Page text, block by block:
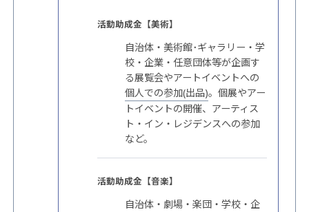
活動助成金【美術】
自治体・美術館･ギャラリー・学
校・企業・任意団体等が企画す
る展覧会やアートイベントへの
個人での参加(出品)。個展やアー
トイベントの開催、アーティス
ト・イン・レジデンスへの参加
など。
活動助成金【音楽】
自治体・劇場・楽団・学校・企